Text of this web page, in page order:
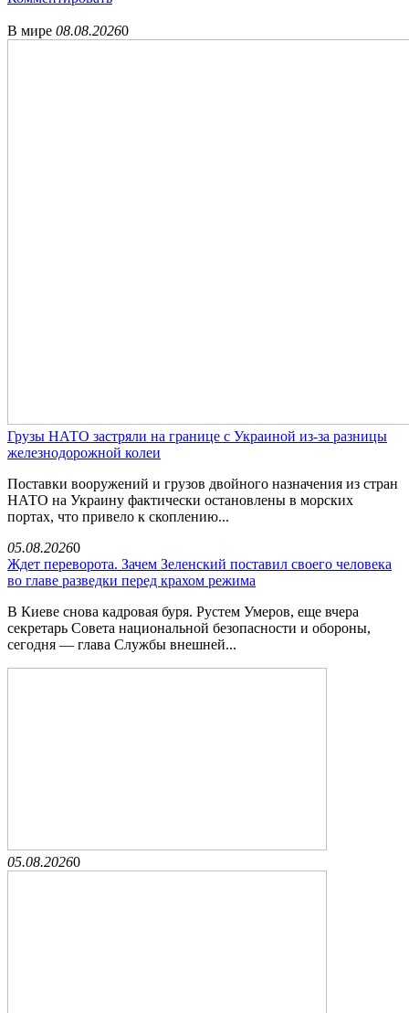
В мире 08.08.20260
Грузы НАТО застряли на границе с Украиной из-за разницы
железнодорожной колеи
Поставки вооружений и грузов двойного назначения из стран
НАТО на Украину фактически остановлены в морских
портах, что привело к скоплению...
05.08.20260
Ждет переворота. Зачем Зеленский поставил своего человека
во главе разведки перед крахом режима
В Киеве снова кадровая буря. Рустем Умеров, еще вчера
секретарь Совета национальной безопасности и обороны,
сегодня — глава Службы внешней...
05.08.20260